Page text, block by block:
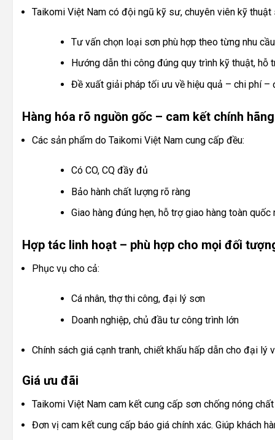
Taikomi Việt Nam có đội ngũ kỹ sư, chuyên viên kỹ thuật
Tư vấn chọn loại sơn phù hợp theo từng nhu
Hướng dẫn thi công đúng quy trình kỹ thuật, hỗ
Đề xuất giải pháp tối ưu về hiệu quả – chi phí –
Hàng hóa rõ nguồn gốc – cam kết chính hãng
Các sản phẩm do Taikomi Việt Nam cung cấp đều:
Có CO, CQ đầy đủ
Bảo hành chất lượng rõ ràng
Giao hàng đúng hẹn, hỗ trợ giao hàng toàn quốc
Hợp tác linh hoạt – phù hợp cho mọi đối
Phục vụ cho cả:
Cá nhân, thợ thi công, đại lý sơn
Doanh nghiệp, chủ đầu tư công trình lớn
Chính sách giá cạnh tranh, chiết khấu hấp dẫn cho đại lý
Giá ưu đãi
Taikomi Việt Nam cam kết cung cấp sơn chống nóng
Đơn vị cam kết cung cấp báo giá chính xác. Giúp khách